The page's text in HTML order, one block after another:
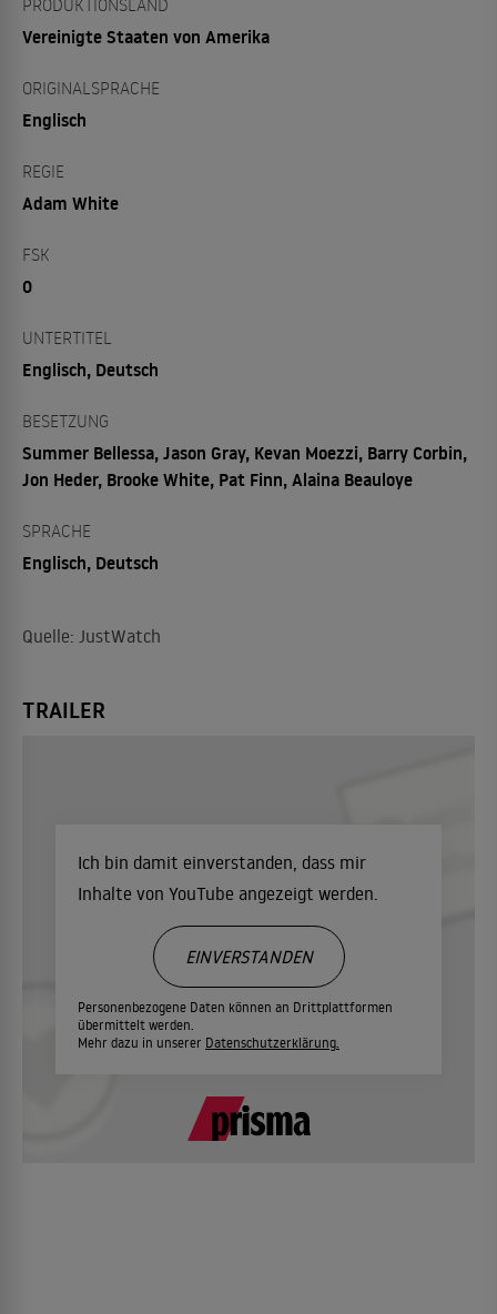
PRODUKTIONSLAND
Vereinigte Staaten von Amerika
ORIGINALSPRACHE
Englisch
REGIE
Adam White
FSK
0
UNTERTITEL
Englisch, Deutsch
BESETZUNG
Summer Bellessa, Jason Gray, Kevan Moezzi, Barry Corbin,
Jon Heder, Brooke White, Pat Finn, Alaina Beauloye
SPRACHE
Englisch, Deutsch
Quelle: JustWatch
TRAILER
Ich bin damit einverstanden, dass mir
Inhalte von YouTube angezeigt werden.
Personenbezogene Daten können an Drittplattformen
übermittelt werden.
Mehr dazu in unserer Datenschutzerklärung.
EINVERSTANDEN